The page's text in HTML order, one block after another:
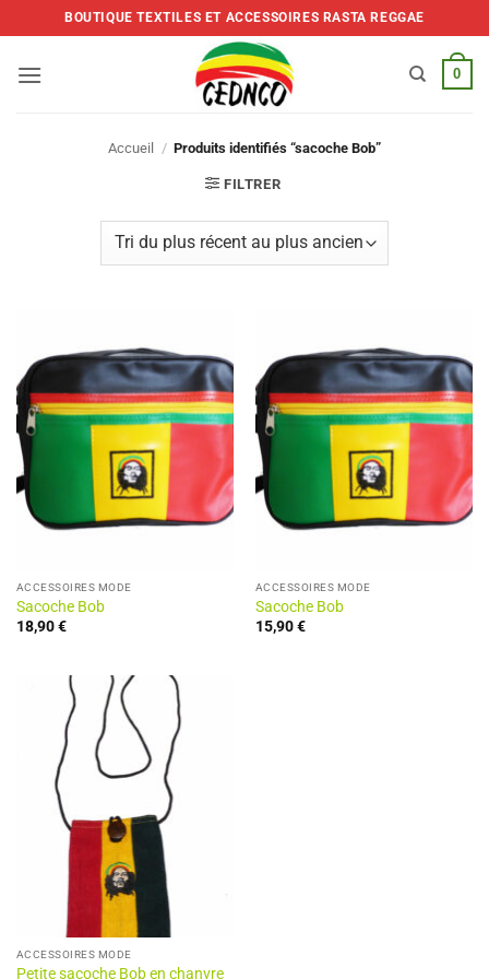
to
BOUTIQUE TEXTILES ET ACCESSOIRES RASTA REGGAE
0
Accueil / Produits identifiés “sacoche Bob”
FILTRER
ACCESSOIRES MODE
Sacoche Bob
18,90€
ACCESSOIRES MODE
Sacoche Bob
15,90€
ACCESSOIRES MODE
Petite sacoche Bob en chanvre